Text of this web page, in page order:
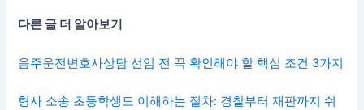
다른 글 더 알아보기
음주운전변호사상담 선임 전 꼭 확인해야 할 핵심 조건 3가지
형사 소송 초등학생도 이해하는 절차: 경찰부터 재판까지 쉬